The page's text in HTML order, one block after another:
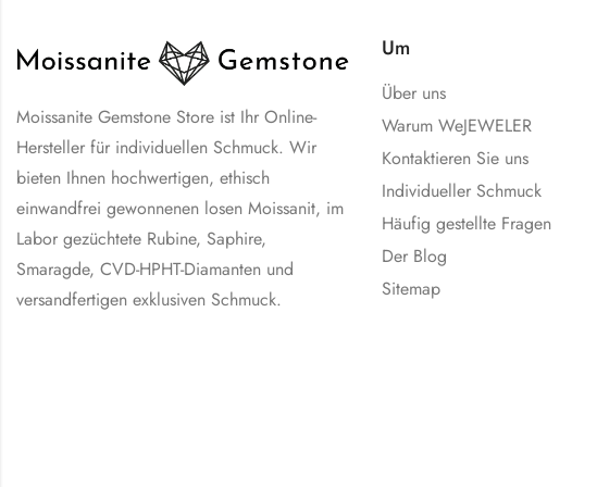
Moissanite Gemstone Store ist Ihr Online-
Hersteller für individuellen Schmuck. Wir
bieten Ihnen hochwertigen, ethisch
einwandfrei gewonnenen losen Moissanit, im
Labor gezüchtete Rubine, Saphire,
Smaragde, CVD-HPHT-Diamanten und
versandfertigen exklusiven Schmuck.
Um
Über uns
Warum WeJEWELER
Kontaktieren Sie uns
Individueller Schmuck
Häufig gestellte Fragen
Der Blog
Sitemap